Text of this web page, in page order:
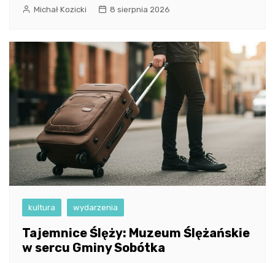
Michał Kozicki 8 sierpnia 2026
kultura wydarzenia
Tajemnice Ślęży: Muzeum Ślężańskie
w sercu Gminy Sobótka